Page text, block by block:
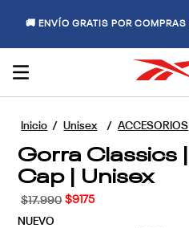
🚚 ENVÍO GRATIS POR
Unisex ACCESORIOS
Gorra Classics
Cap | Unisex
$17.990 $9175
NUEVO